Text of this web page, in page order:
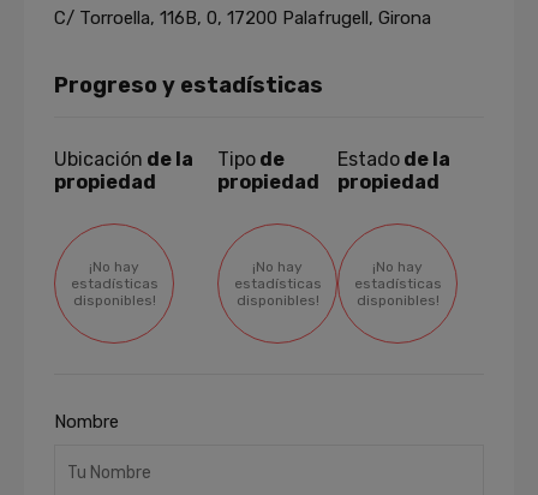
C/ Torroella, 116B, 0, 17200 Palafrugell, Girona
Progreso y estadísticas
Ubicación de la
propiedad
¡No hay
estadísticas
disponibles!
Tipo de
propiedad
¡No hay
estadísticas
disponibles!
Estado de la
propiedad
¡No hay
estadísticas
disponibles!
Nombre